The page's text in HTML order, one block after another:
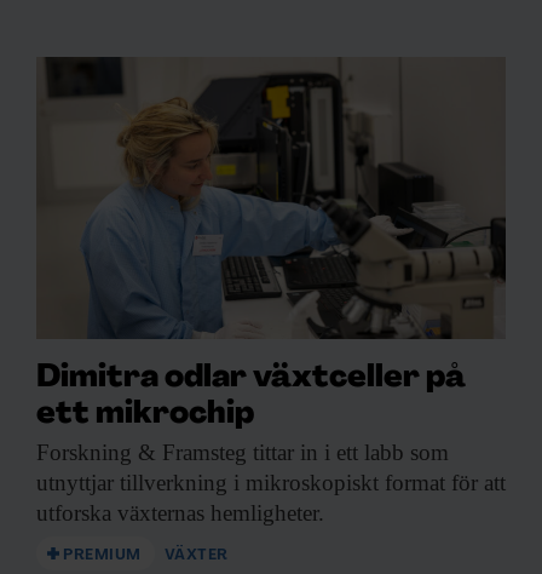
Dimitra odlar växtceller på
ett mikrochip
Forskning & Framsteg tittar in i ett labb som
utnyttjar tillverkning i mikroskopiskt format för att
utforska växternas hemligheter.
PREMIUM VÄXTER